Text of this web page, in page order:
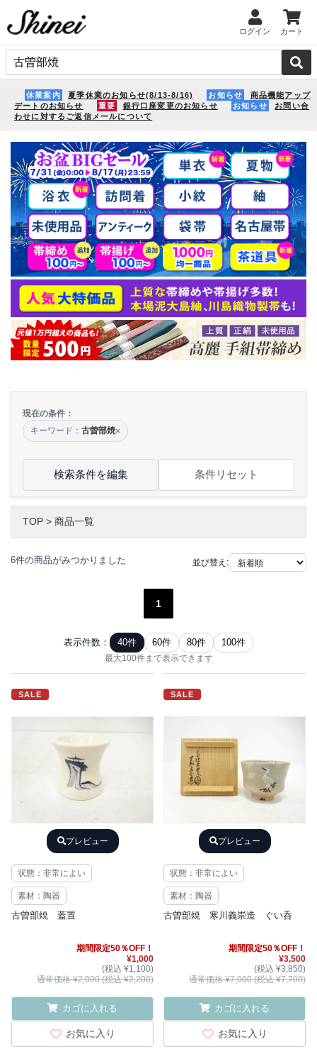
ログイン カート
休業案内 夏季休業のお知らせ(8/13-8/16) お知らせ
商品機能アップ
デートのお知らせ
重要 銀行口座変更のお知らせ お知らせ
お問い合
わせに対するご返信メールについて
現在の条件：
キーワード： 古曽部焼×
検索条件を編集 条件リセット
TOP > 商品一覧
6件の商品がみつかりました 並び替え:
1
表示件数： 40件 60件 80件 100件
最大100件まで表示できます
SALE
プレビュー
状態：非常によい
素材：陶器
古曽部焼 蓋置
期間限定50％OFF！
¥1,000
(税込 ¥1,100)
通常価格 ¥2,000 (税込 ¥2,200)
カゴに入れる
お気に入り
SALE
プレビュー
状態：非常によい
素材：陶器
古曽部焼 寒川義崇造 ぐい呑
期間限定50％OFF！
¥3,500
(税込 ¥3,850)
通常価格 ¥7,000 (税込 ¥7,700)
カゴに入れる
お気に入り